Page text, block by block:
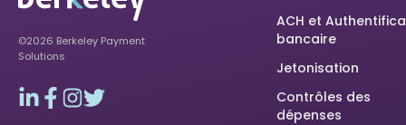
©2026 Berkeley Payment
Solutions
ACH et
bancaire
Jetonisation
Contrôles des
dépenses